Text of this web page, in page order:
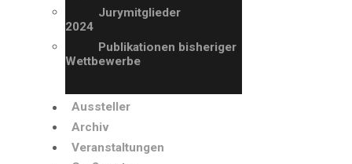
Jurymitglieder
2024
Publikationen bisheriger
Wettbewerbe
Aussteller
Archiv
Veranstaltungen
GRUSSWORTE